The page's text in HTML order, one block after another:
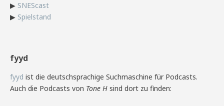
▶ SNEScast
▶ Spielstand
fyyd
fyyd ist die deutschsprachige Suchmaschine für Podcasts.
Auch die Podcasts von Tone H sind dort zu finden: